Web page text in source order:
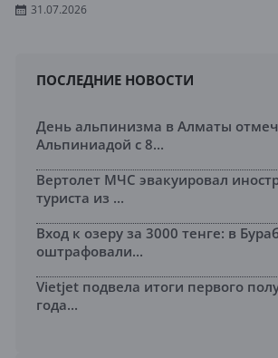
31.07.2026
ПОСЛЕДНИЕ НОВОСТИ
День альпинизма в Алматы
Альпиниадой с 8...
Вертолет МЧС эвакуировал
туриста из ...
Вход к озеру за 3000 тенге: в
оштрафовали...
Vietjet подвела итоги первого
года...